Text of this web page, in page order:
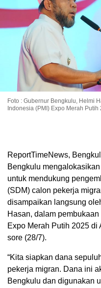
Foto : Gubernur Bengkulu, Helmi
Indonesia (PMI) Expo Merah
ReportTimeNews,
Bengkulu
untuk mendukung
(SDM) calon pekerja
disampaikan langsung
Hasan, dalam
Expo Merah Putih 2025
sore (28/7).
“Kita siapkan dana
pekerja migran. Dana ini
Bengkulu dan digunakan